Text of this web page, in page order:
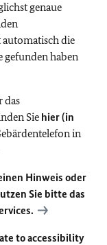
genaue
die
gefunden haben
das
Sie hier (in
in
Hinweis oder
Sie bitte das
to accessibility